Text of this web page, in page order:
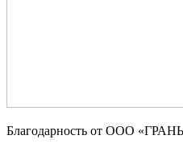
Благодарность от OOO